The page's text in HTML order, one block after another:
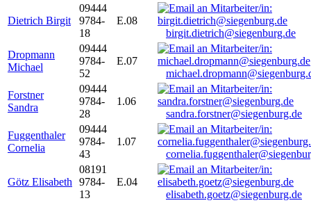
Dietrich Birgit
09444
9784-
18
E.08
birgit.dietrich@siegenburg.de
Dropmann
Michael
09444
9784-
52
E.07
Forstner
Sandra
09444
9784-
28
1.06
sandra.forstner@siegenburg.de
Fuggenthaler
Cornelia
09444
9784-
43
1.07
Götz Elisabeth
08191
9784-
13
E.04
elisabeth.goetz@siegenburg.de